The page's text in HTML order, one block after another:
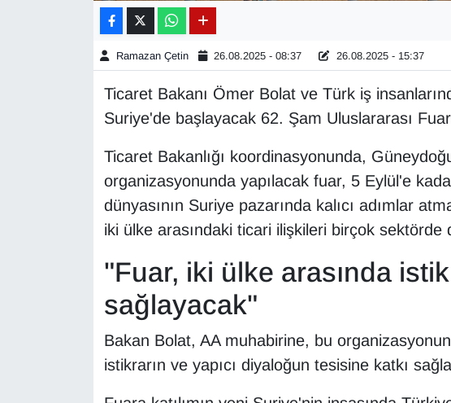
Ramazan Çetin 26.08.2025 - 08:37 26.08.2025 - 15:37
Ticaret Bakanı Ömer Bolat ve Türk iş
Suriye'de başlayacak 62. Şam Uluslararası
Ticaret Bakanlığı koordinasyonunda,
organizasyonunda yapılacak fuar, 5 Eylül'e
dünyasının Suriye pazarında kalıcı adımlar
iki ülke arasındaki ticari ilişkileri birçok sektörde
"Fuar, iki ülke arasında
sağlayacak"
Bakan Bolat, AA muhabirine, bu organizasyonun
istikrarın ve yapıcı diyaloğun tesisine katkı
HABERDE İNSAN
Kamu Alımları
Kim Kimdir?
Kültür & Sanat